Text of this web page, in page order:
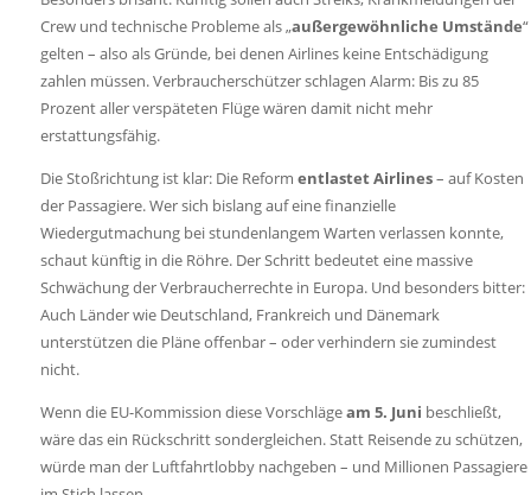
Crew und technische Probleme als „außergewöhnliche Umstände“
gelten – also als Gründe, bei denen Airlines keine Entschädigung
zahlen müssen. Verbraucherschützer schlagen Alarm: Bis zu 85
Prozent aller verspäteten Flüge wären damit nicht mehr
erstattungsfähig.
Die Stoßrichtung ist klar: Die Reform entlastet Airlines– auf Kosten
der Passagiere. Wer sich bislang auf eine finanzielle
Wiedergutmachung bei stundenlangem Warten verlassen konnte,
schaut künftig in die Röhre. Der Schritt bedeutet eine massive
Schwächung der Verbraucherrechte in Europa. Und besonders bitter:
Auch Länder wie Deutschland, Frankreich und Dänemark
unterstützen die Pläne offenbar – oder verhindern sie zumindest
nicht.
Wenn die EU-Kommission diese Vorschlägeam 5. Juni beschließt,
wäre das ein Rückschritt sondergleichen. Statt Reisende zu schützen,
würde man der Luftfahrtlobby nachgeben – und Millionen Passagiere